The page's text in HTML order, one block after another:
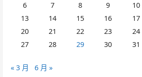
6
7 8 9 10
13
14 15 16 17
20
21 22 23 24
27
28 29 30 31
« 3 月 6 月 »